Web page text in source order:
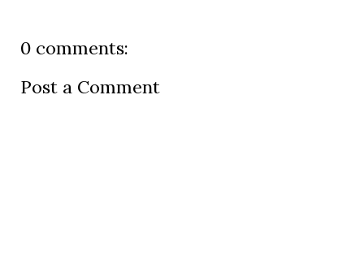
0 comments:
Post a Comment